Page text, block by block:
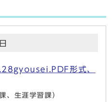
形式、
、生涯学習課）